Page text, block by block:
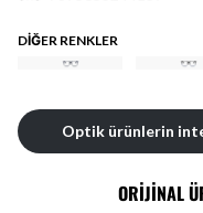
DİĞER RENKLER
Optik ürünlerin
ORİJİNAL